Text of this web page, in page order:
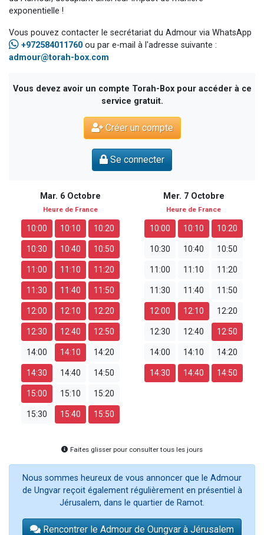
exponentielle !
Vous pouvez contacter le secrétariat du Admour via WhatsApp
+972584011760 ou par e-mail à l'adresse suivante :
admour@torah-box.com
Vous devez avoir un compte Torah-Box pour accéder à ce
service gratuit.
Créer un compte
Se connecter
Mar. 6 Octobre
Heure de France
10:00 10:10 10:20
10:30 10:40 10:50
11:00 11:10 11:20
11:30 11:40 11:50
12:00 12:10 12:20
12:30 12:40 12:50
14:00 14:10 14:20
14:30 14:40 14:50
15:00 15:10 15:20
15:30 15:40 15:50
Mer. 7 Octobre
Heure de France
10:00 10:10 10:20
10:30 10:40 10:50
11:00 11:10 11:20
11:30 11:40 11:50
12:00 12:10 12:20
12:30 12:40 12:50
14:00 14:10 14:20
14:30 14:40 14:50
Faites glisser pour consulter tous les jours
Nous sommes heureux de vous annoncer que le Admour
de Ungvar reçoit également régulièrement en présentiel à
Jérusalem, dans le quartier de Ramot.
Rencontrer le Admour de Oungvar à Jérusalem